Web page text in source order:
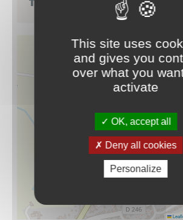
This site uses
and gives you
over what you
activate
OK, accept all
Deny all cookies
Personalize